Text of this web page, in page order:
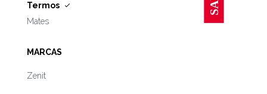
Termos
Mates
MARCAS
Zenit